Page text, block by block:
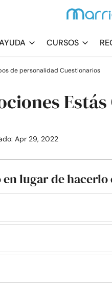
CURSOS
de personalidad Cuestionarios
Apr 29, 2022
en lugar de